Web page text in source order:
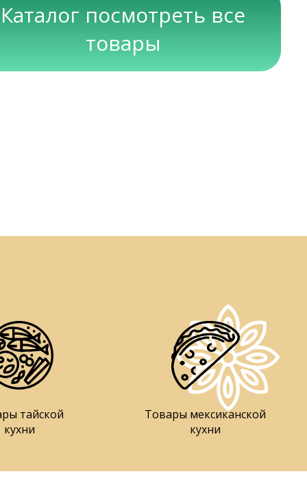
Каталог посмотреть все
товары
тайской
кухни
Товары мексиканской
кухни